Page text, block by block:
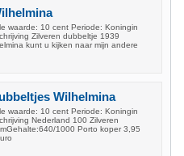
waarde: 10 cent Periode: Koningin
Zilveren dubbeltje 1939
kunt u kijken naar mijn andere
Wilhelmina
waarde: 10 cent Periode: Koningin
Nederland 100 Zilveren
1000 Porto koper 3,95